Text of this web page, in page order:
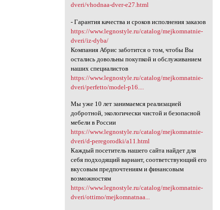
dveri/vhodnaa-dver-e27.html
- Гарантия качества и сроков исполнения заказов
https://www.legnostyle.ru/catalog/mejkomnatnie-
dveri/iz-dyba/
Компания Абрис заботится о том, чтобы Вы
остались довольны покупкой и обслуживанием
наших специалистов
https://www.legnostyle.ru/catalog/mejkomnatnie-
dveri/perfetto/model-p16....
Мы уже 10 лет занимаемся реализацией
добротной, экологически чистой и безопасной
мебели в России
https://www.legnostyle.ru/catalog/mejkomnatnie-
dveri/d-peregorodki/a11.html
Каждый посетитель нашего сайта найдет для
себя подходящий вариант, соответствующий его
вкусовым предпочтениям и финансовым
возможностям
https://www.legnostyle.ru/catalog/mejkomnatnie-
dveri/ottimo/mejkomnatnaa...